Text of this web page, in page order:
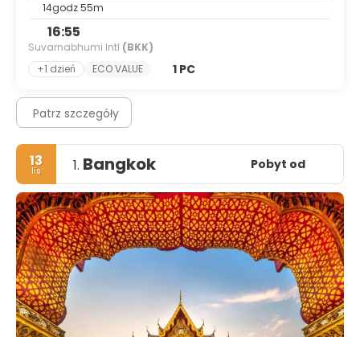
14godz 55m
16:55
Suvarnabhumi Intl (BKK)
+1 dzień
ECO VALUE 1 PC
Patrz szczegóły
13
lis 1. Bangkok Pobyt od